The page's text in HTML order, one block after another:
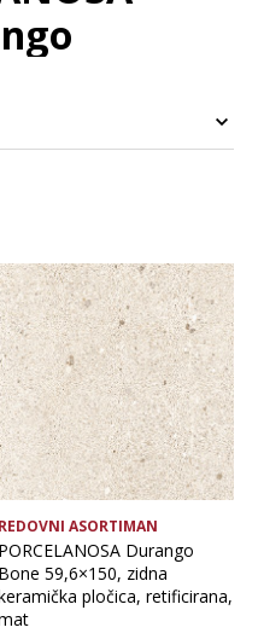
REDOVNI ASORTIMAN
PORCELANOSA Durango
Bone 59,6×150, zidna
pločica, retificirana,